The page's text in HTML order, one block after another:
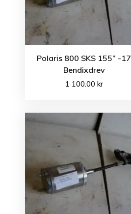
Polaris 800 SKS 155” -17
Bendixdrev
1 100.00 kr